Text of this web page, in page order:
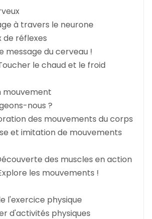
à travers le neurone
de réflexes
message du cerveau !
le chaud et le froid
mouvement
nous ?
des mouvements du corps
et imitation de mouvements
des muscles en action
les mouvements !
l'exercice physique
d'activités physiques